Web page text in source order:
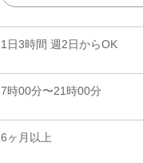
1日3時間 週2日からOK
7時00分〜21時00分
6ヶ月以上